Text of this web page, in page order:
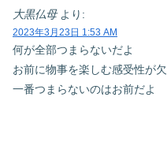
大黒仏母 より:
2023年3月23日 1:53 AM
何が全部つまらないだよ
お前に物事を楽しむ感受性が
一番つまらないのはお前だよ